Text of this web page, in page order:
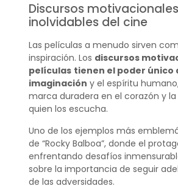
Discursos motivacionales
inolvidables del cine
Las películas a menudo sirven
inspiración. Los discursos
películas tienen el poder único
imaginación y el espíritu
marca duradera en el corazón y
quien los escucha.
Uno de los ejemplos más
de “Rocky Balboa”, donde el
enfrentando desafíos
sobre la importancia de seguir
de las adversidades.